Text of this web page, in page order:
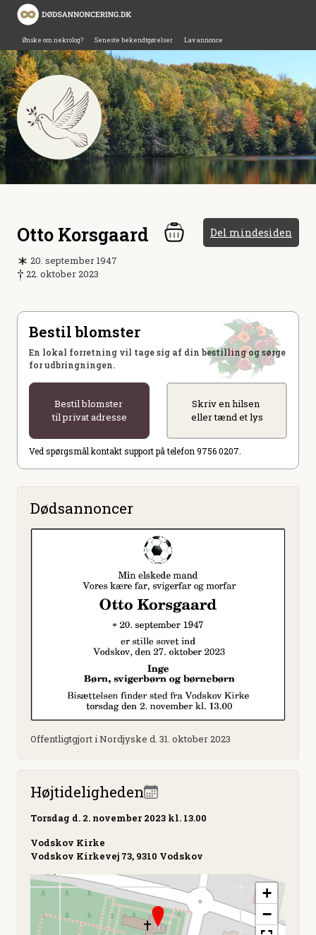
Ønske om nekrolog? Seneste bekendtgørelser Lav annonce
Otto Korsgaard Del mindesiden
20. september 1947
22. oktober 2023
Bestil blomster
En lokal forretning vil tage sig af din bestilling og sørge
for udbringningen.
Bestil blomster
til privat adresse
Skriv en hilsen
eller tænd et lys
Ved spørgsmål kontakt support på telefon 9756 0207.
Dødsannoncer
Offentligtgjort i Nordjyske d. 31. oktober 2023
Højtideligheden
Torsdag d. 2. november 2023 kl. 13.00
Vodskov Kirke
Vodskov Kirkevej 73, 9310 Vodskov
+
−